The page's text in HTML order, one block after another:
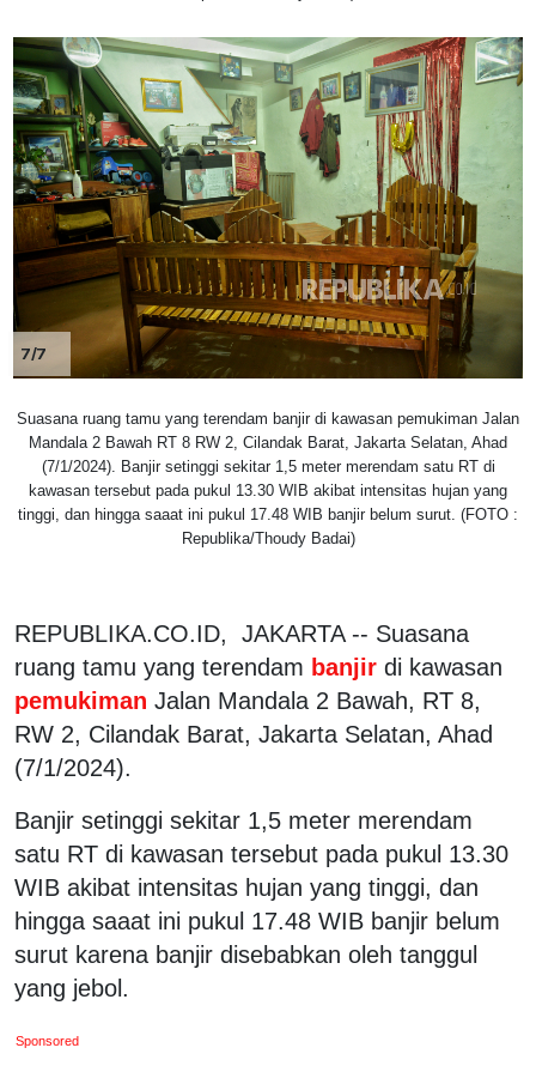
7/7
Suasana ruang tamu yang terendam banjir di kawasan pemukiman Jalan
Mandala 2 Bawah RT 8 RW 2, Cilandak Barat, Jakarta Selatan, Ahad
(7/1/2024). Banjir setinggi sekitar 1,5 meter merendam satu RT di
kawasan tersebut pada pukul 13.30 WIB akibat intensitas hujan yang
tinggi, dan hingga saaat ini pukul 17.48 WIB banjir belum surut. (FOTO :
Republika/Thoudy Badai)
REPUBLIKA.CO.ID, JAKARTA -- Suasana
ruang tamu yang terendam banjir di kawasan
pemukiman Jalan Mandala 2 Bawah, RT 8,
RW 2, Cilandak Barat, Jakarta Selatan, Ahad
(7/1/2024).
Banjir setinggi sekitar 1,5 meter merendam
satu RT di kawasan tersebut pada pukul 13.30
WIB akibat intensitas hujan yang tinggi, dan
hingga saaat ini pukul 17.48 WIB banjir belum
surut karena banjir disebabkan oleh tanggul
yang jebol.
Sponsored